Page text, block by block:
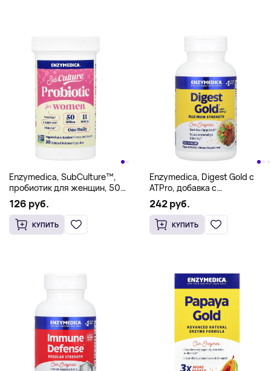
Enzymedica, SubCulture™,
пробиотик для женщин, 50
млрд, 30 капсул с
отсроченным
высвобождением
126 руб.
КУПИТЬ
Enzymedica, Digest Gold с
ATPro, добавка с
пищеварительными
ферментами, 120 капсул
242 руб.
КУПИТЬ